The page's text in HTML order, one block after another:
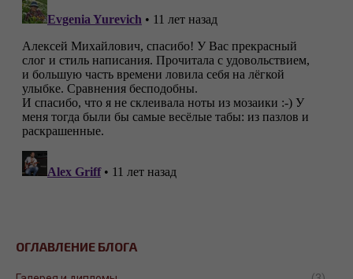
ОГЛАВЛЕНИЕ БЛОГА